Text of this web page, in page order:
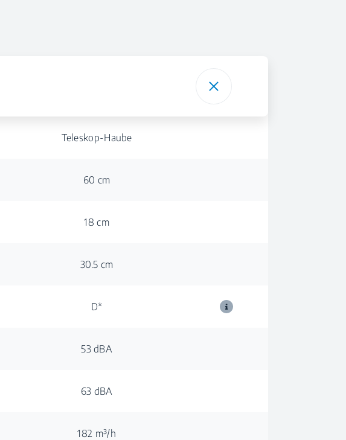
Teleskop-Haube
60 cm
18 cm
30.5 cm
D*
53 dBA
63 dBA
182 m³/h